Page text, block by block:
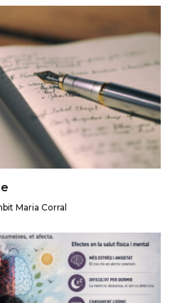
Maria Corral